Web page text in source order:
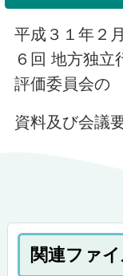
平成３１年２
６回 地方独立
評価委員会の
資料及び会議
関連ファ